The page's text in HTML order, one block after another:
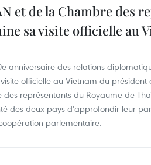
et de la Chambre des
sa visite officielle au
anniversaire des relations
officielle au Vietnam du président
représentants du Royaume de
des deux pays d'approfondir leur
parlementaire.